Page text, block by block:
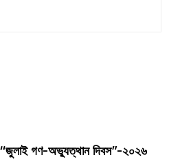
“জুলাই গণ-অভ্যুত্থান দিবস”-২০২৬